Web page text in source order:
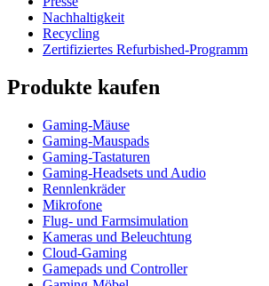
Nachhaltigkeit
Recycling
Zertifiziertes Refurbished-Programm
Produkte kaufen
Gaming-Mäuse
Gaming-Mauspads
Gaming-Tastaturen
Gaming-Headsets und Audio
Rennlenkräder
Mikrofone
Flug- und Farmsimulation
Kameras und Beleuchtung
Cloud-Gaming
Gamepads und Controller